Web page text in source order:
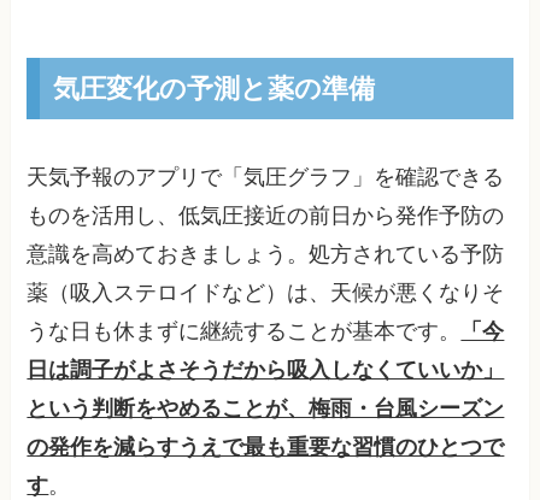
気圧変化の予測と薬の準備
天気予報のアプリで「気圧グラフ」を確認できる
ものを活用し、低気圧接近の前日から発作予防の
意識を高めておきましょう。処方されている予防
薬（吸入ステロイドなど）は、天候が悪くなりそ
うな日も休まずに継続することが基本です。
「今
日は調子がよさそうだから吸入しなくていいか」
という判断をやめることが、梅雨・台風シーズン
の発作を減らすうえで最も重要な習慣のひとつで
す。